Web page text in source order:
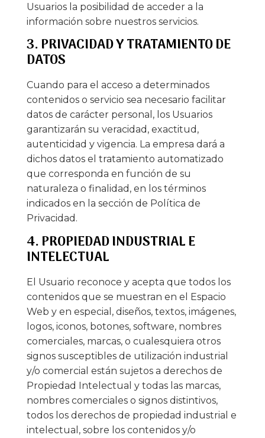
Usuarios la posibilidad de acceder a la
información sobre nuestros servicios.
3. PRIVACIDAD Y TRATAMIENTO DE
DATOS
Cuando para el acceso a determinados
contenidos o servicio sea necesario facilitar
datos de carácter personal, los Usuarios
garantizarán su veracidad, exactitud,
autenticidad y vigencia. La empresa dará a
dichos datos el tratamiento automatizado
que corresponda en función de su
naturaleza o finalidad, en los términos
indicados en la sección de Política de
Privacidad.
4. PROPIEDAD INDUSTRIAL E
INTELECTUAL
El Usuario reconoce y acepta que todos los
contenidos que se muestran en el Espacio
Web y en especial, diseños, textos, imágenes,
logos, iconos, botones, software, nombres
comerciales, marcas, o cualesquiera otros
signos susceptibles de utilización industrial
y/o comercial están sujetos a derechos de
Propiedad Intelectual y todas las marcas,
nombres comerciales o signos distintivos,
todos los derechos de propiedad industrial e
intelectual, sobre los contenidos y/o